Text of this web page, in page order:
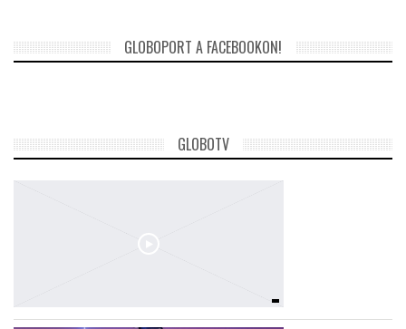
GLOBOPORT A FACEBOOKON!
GLOBOTV